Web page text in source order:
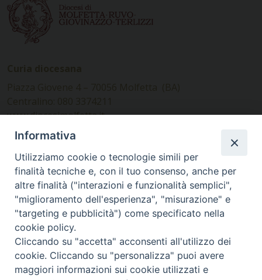
www.diocesimolfetta.it –
diocesimolfetta@pec.chiesacattolica.it
Ufficio Comunicazioni sociali
Piazza Giovene 4 – 70056 Molfetta (BA)
comunicazionisociali@diocesimolfetta.it
SEGUICI SU
Facebook
Instagram
X YouTube
Feed
Informativa
Utilizziamo cookie o tecnologie simili per
finalità tecniche e, con il tuo consenso, anche per
altre finalità ("interazioni e funzionalità semplici",
"miglioramento dell'esperienza", "misurazione" e
"targeting e pubblicità") come specificato nella
cookie policy.
Cliccando su "accetta" acconsenti all'utilizzo dei
cookie. Cliccando su "personalizza" puoi avere
maggiori informazioni sui cookie utilizzati e